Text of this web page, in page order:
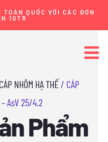
QUỐC VỚI CÁC ĐƠN
10TR
CÁP NHÔM HẠ THẾ / CÁP
– AsV 25/4.2
Phẩm